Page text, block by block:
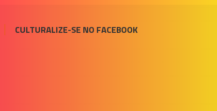
CULTURALIZE-SE NO FACEBOOK